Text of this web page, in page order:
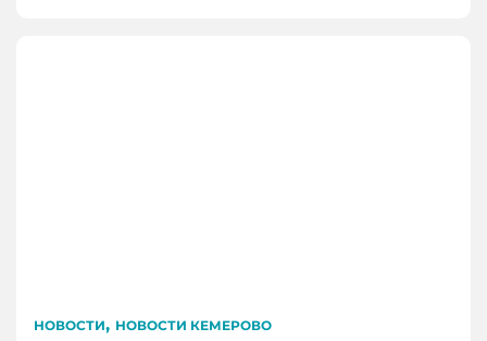
НОВОСТИ, НОВОСТИ КЕМЕРОВО